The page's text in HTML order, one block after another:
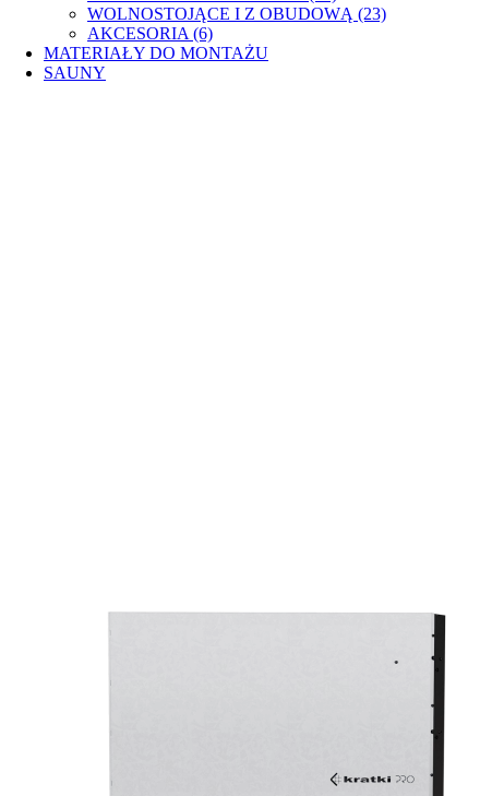
WOLNOSTOJĄCE I Z OBUDOWĄ (23)
AKCESORIA (6)
MATERIAŁY DO MONTAŻU
SAUNY